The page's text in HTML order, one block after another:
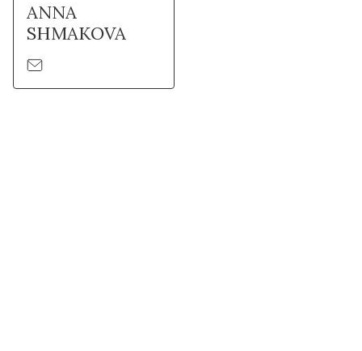
ANNA
SHMAKOVA